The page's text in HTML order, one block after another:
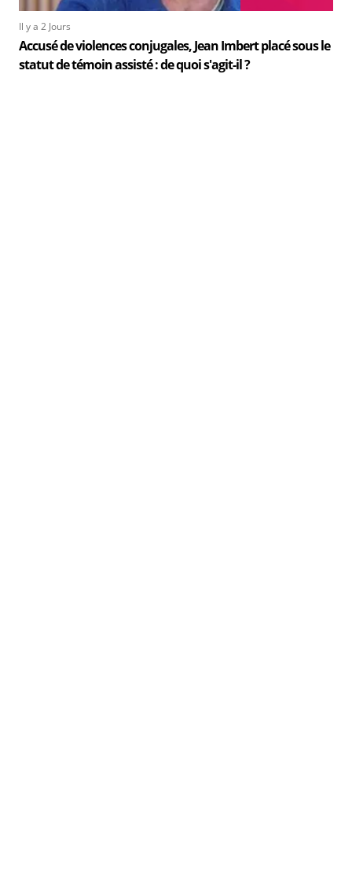
Il y a 2 Jours
Accusé de violences conjugales, Jean Imbert placé sous le
statut de témoin assisté : de quoi s'agit-il ?